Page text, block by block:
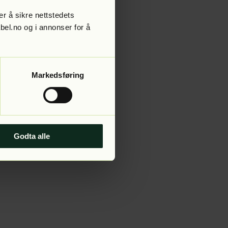
å sikre nettstedets
og i annonser for å
Markedsføring
Godta alle